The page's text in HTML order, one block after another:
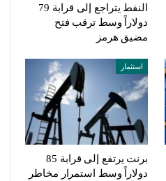
النفط يتراجع إلى قرابة 79
دولاراً وسط ترقب فتح
مضيق هرمز
استثمار
برنت يرتفع إلى قرابة 85
دولاراً وسط استمرار مخاطر